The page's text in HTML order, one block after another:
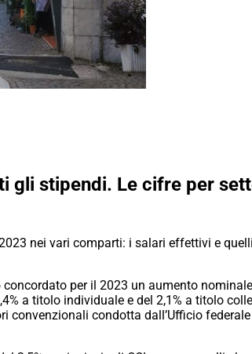
gli stipendi. Le cifre per
nei vari comparti: i salari effettivi e
per il 2023 un aumento
a titolo individuale e del 2,1% a titolo
convenzionali condotta dall’Ufficio